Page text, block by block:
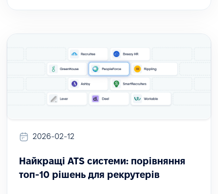
2026-02-12
Найкращі ATS системи: порівняння
топ-10 рішень для рекрутерів